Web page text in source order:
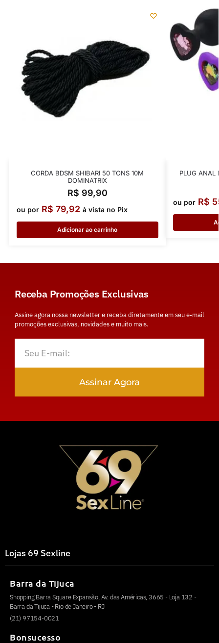
CORDA BDSM SHIBARI 50 TONS 10M
DOMINATRIX
R$ 99,90
ou por R$ 79,92 à vista no Pix
Adicionar ao carrinho
PLUG ANAL
ou por R$
Receba Promoções Exclusivas
Assine agora nossa newsletter e receba diretamente em seu e-mail
promoções exclusivas, novidades e muito mais.
Assinar Agora
Lojas 69 Sexline
Barra da Tijuca
Shopping Barra Square Expansão, Av. das Américas, 3665 - Loja 132 -
Barra da Tijuca - Rio de Janeiro - RJ
(21) 97154-0021
Bonsucesso